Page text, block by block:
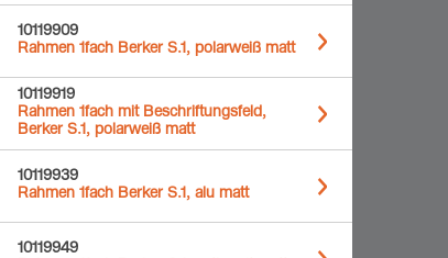
10119909
Rahmen 1fach Berker S.1, polarweiß matt
10119919
Rahmen 1fach mit Beschriftungsfeld,
Berker S.1, polarweiß matt
10119939
Rahmen 1fach Berker S.1, alu matt
10119949